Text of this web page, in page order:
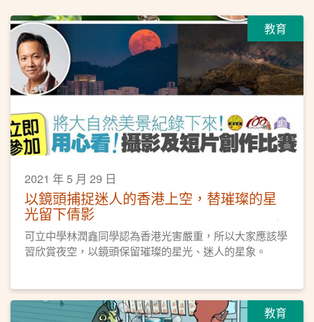
教育
2021 年 5 月 29 日
以鏡頭捕捉迷人的香港上空，替璀璨的星
光留下倩影
可立中學林潤鑫同學認為香港光害嚴重，所以大家應該學
習欣賞夜空，以鏡頭保留璀璨的星光、迷人的星象。
教育